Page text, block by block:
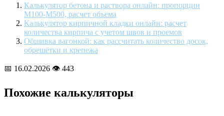
Калькулятор бетона и раствора онлайн: пропорции
М100-М500, расчет объема
Калькулятор кирпичной кладки онлайн: расчет
количества кирпича с учетом швов и проемов
Обшивка вагонкой: как рассчитать количество досок,
обрешётки и крепежа
📅 16.02.2026 👁 443
Похожие калькуляторы